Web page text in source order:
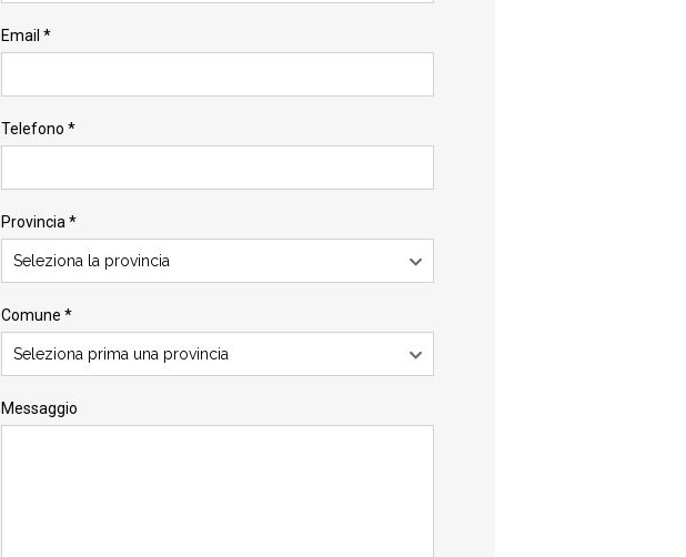
Email *
Telefono *
Provincia *
Seleziona la provincia
Comune *
Seleziona prima una provincia
Messaggio